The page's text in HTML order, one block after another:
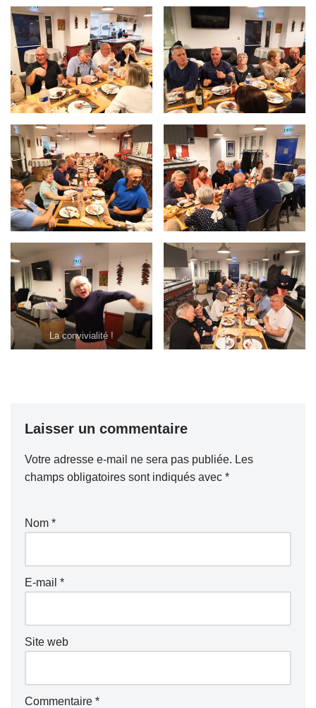
La convivialité !
Laisser un commentaire
Votre adresse e-mail ne sera pas publiée. Les
champs obligatoires sont indiqués avec *
Nom *
E-mail *
Site web
Commentaire *